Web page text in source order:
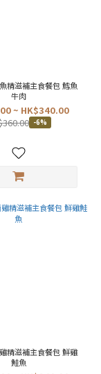
精滋補主食餐包 鱈魚
牛肉
~ HK$340.00
-6%
精滋補主食餐包 鮮雞
鮭魚